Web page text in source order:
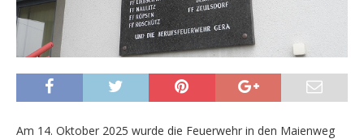
Am 14. Oktober 2025 wurde die Feuerwehr in den Maienweg